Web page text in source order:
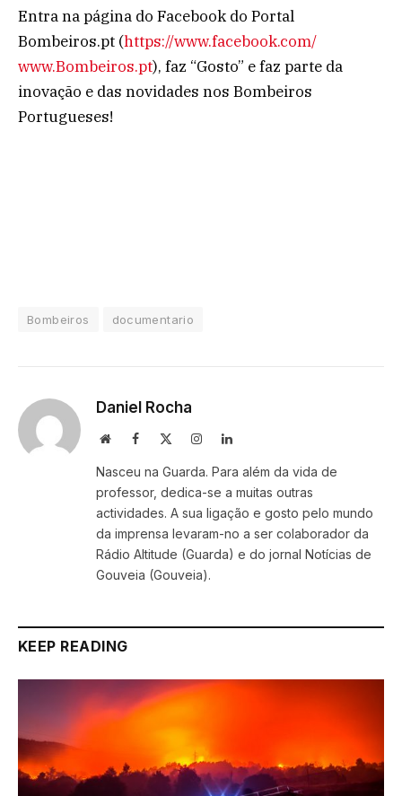
Entra na página do Facebook do Portal
Bombeiros.pt (https://www.facebook.com/
www.Bombeiros.pt), faz “Gosto” e faz parte da
inovação e das novidades nos Bombeiros
Portugueses!
Bombeiros documentario
Daniel Rocha
WebsiteFacebook InstagramLinkedIn
Nasceu na Guarda. Para além da vida de
professor, dedica-se a muitas outras
actividades. A sua ligação e gosto pelo mundo
da imprensa levaram-no a ser colaborador da
Rádio Altitude (Guarda) e do jornal Notícias de
Gouveia (Gouveia).
KEEP READING